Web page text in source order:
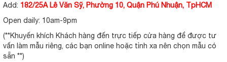
Add: 182/25A Lê Văn Sỹ, Phường 10, Quận Phú Nhuận, TpHCM
Open daily: 10am-9pm
(**Khuyến khích Khách hàng đến trực tiếp cửa hàng để được tư
vấn làm mẫu riêng, các bạn online hoặc tỉnh xa nên chọn mẫu có
sẵn **)